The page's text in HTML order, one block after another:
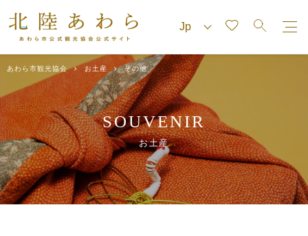
あわら市観光協会 お土産 その他
SOUVENIR
お土産